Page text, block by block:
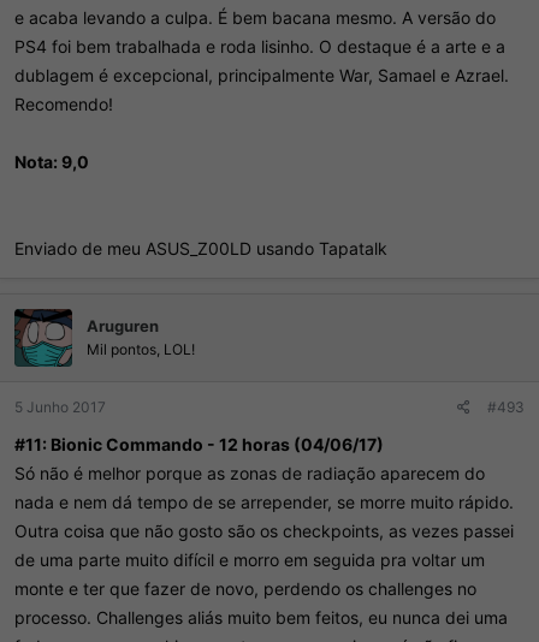
e acaba levando a culpa. É bem bacana mesmo. A versão do
PS4 foi bem trabalhada e roda lisinho. O destaque é a arte e a
dublagem é excepcional, principalmente War, Samael e Azrael.
Recomendo!
Nota: 9,0
Enviado de meu ASUS_Z00LD usando Tapatalk
Aruguren
Mil pontos, LOL!
5 Junho 2017 #493
#11: Bionic Commando - 12 horas (04/06/17)
Só não é melhor porque as zonas de radiação aparecem do
nada e nem dá tempo de se arrepender, se morre muito rápido.
Outra coisa que não gosto são os checkpoints, as vezes passei
de uma parte muito difícil e morro em seguida pra voltar um
monte e ter que fazer de novo, perdendo os challenges no
processo. Challenges aliás muito bem feitos, eu nunca dei uma